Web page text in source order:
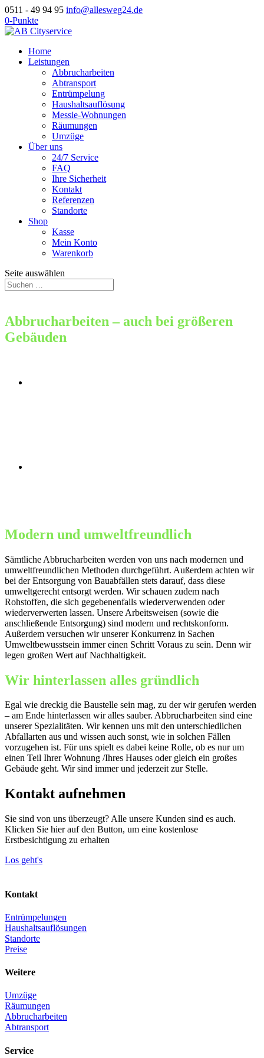
0511 - 49 94 95 info@allesweg24.de
0-Punkte
Home
Leistungen
Abbrucharbeiten
Abtransport
Entrümpelung
Haushaltsauflösung
Messie-Wohnungen
Räumungen
Umzüge
Über uns
24/7 Service
FAQ
Ihre Sicherheit
Kontakt
Referenzen
Standorte
Shop
Kasse
Mein Konto
Warenkorb
Seite auswählen
Abbrucharbeiten – auch bei größeren
Gebäuden
Modern und umweltfreundlich
Sämtliche Abbrucharbeiten werden von uns nach modernen und
umweltfreundlichen Methoden durchgeführt. Außerdem achten wir
bei der Entsorgung von Bauabfällen stets darauf, dass diese
umweltgerecht entsorgt werden. Wir schauen zudem nach
Rohstoffen, die sich gegebenenfalls wiederverwenden oder
wiederverwerten lassen. Unsere Arbeitsweisen (sowie die
anschließende Entsorgung) sind modern und rechtskonform.
Außerdem versuchen wir unserer Konkurrenz in Sachen
Umweltbewusstsein immer einen Schritt Voraus zu sein. Denn wir
legen großen Wert auf Nachhaltigkeit.
Wir hinterlassen alles gründlich
Egal wie dreckig die Baustelle sein mag, zu der wir gerufen werden
– am Ende hinterlassen wir alles sauber. Abbrucharbeiten sind eine
unserer Spezialitäten. Wir kennen uns mit den unterschiedlichen
Abfallarten aus und wissen auch sonst, wie in solchen Fällen
vorzugehen ist. Für uns spielt es dabei keine Rolle, ob es nur um
einen Teil Ihrer Wohnung /Ihres Hauses oder gleich ein großes
Gebäude geht. Wir sind immer und jederzeit zur Stelle.
Kontakt aufnehmen
Sie sind von uns überzeugt? Alle unsere Kunden sind es auch.
Klicken Sie hier auf den Button, um eine kostenlose
Erstbesichtigung zu erhalten
Los geht's
Kontakt
Entrümpelungen
Haushaltsauflösungen
Standorte
Preise
Weitere
Umzüge
Räumungen
Abbrucharbeiten
Abtransport
Service